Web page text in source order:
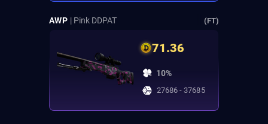
AWP | Pink DDPAT (FT)
71.36
10%
27686 - 37685